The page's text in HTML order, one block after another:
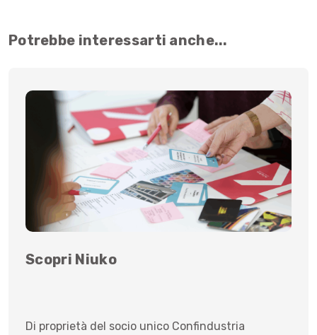
Potrebbe interessarti anche...
Scopri Niuko
Di proprietà del socio unico Confindustria